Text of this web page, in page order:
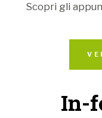
Scopri gli
In-